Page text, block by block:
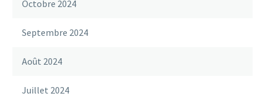
Octobre 2024
Septembre 2024
Août 2024
Juillet 2024